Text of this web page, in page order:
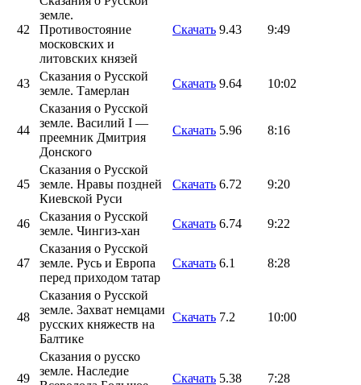
42
земле.
Противостояние
московских и
литовских князей
Скачать 9.43 9:49
43
Сказания о Русской
земле. Тамерлан
Скачать 9.64 10:02
44
Сказания о Русской
земле. Василий I —
преемник Дмитрия
Донского
Скачать 5.96 8:16
45
Сказания о Русской
земле. Нравы поздней
Киевской Руси
Скачать 6.72 9:20
46
Сказания о Русской
земле. Чингиз-хан
Скачать 6.74 9:22
47
Сказания о Русской
земле. Русь и Европа
перед приходом татар
Скачать 6.1 8:28
48
Сказания о Русской
земле. Захват немцами
русских княжеств на
Балтике
Скачать 7.2 10:00
49
Сказания о русско
земле. Наследие
Скачать 5.38 7:28